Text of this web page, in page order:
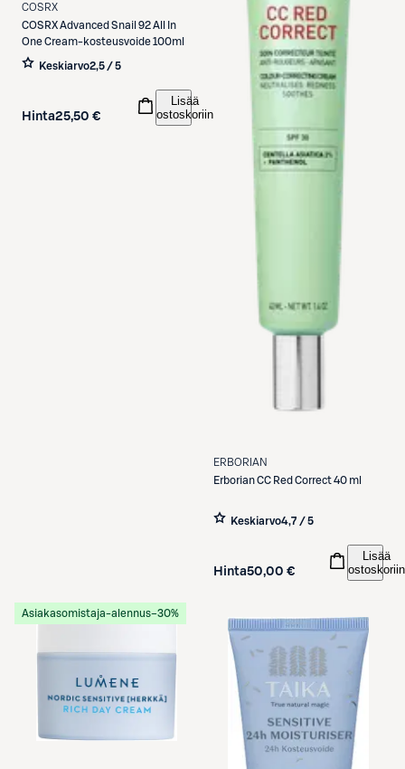
COSRX
COSRXAdvanced Snail 92 All In
One Cream-kosteusvoide 100ml
Keskiarvo2,5 / 5
Hinta25,50 €
Lisää
ostoskoriin
ERBORIAN
ErborianCC Red Correct 40 ml
Keskiarvo4,7 / 5
Hinta50,00 €
Lisää
ostoskoriin
Asiakasomistaja-alennus−30%